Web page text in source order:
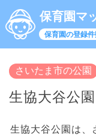
保育園マ
保育園の登録
さいたま市の公園
生協大谷公
生協大谷公園は、